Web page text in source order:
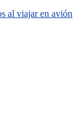
al viajar en avión